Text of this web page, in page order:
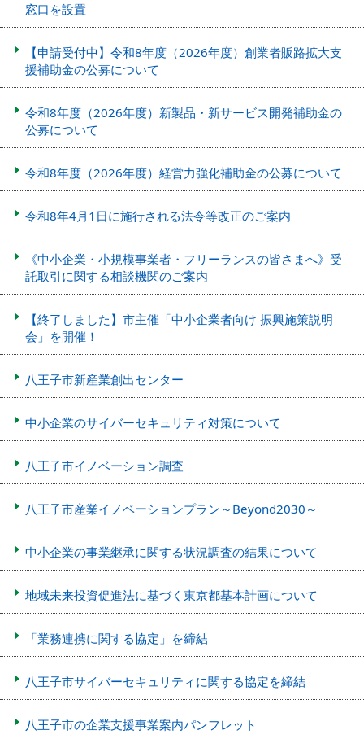
窓口を設置
【申請受付中】令和8年度（2026年度）創業者販路拡大支
援補助金の公募について
令和8年度（2026年度）新製品・新サービス開発補助金の
公募について
令和8年度（2026年度）経営力強化補助金の公募について
令和8年4月1日に施行される法令等改正のご案内
《中小企業・小規模事業者・フリーランスの皆さまへ》受
託取引に関する相談機関のご案内
【終了しました】市主催「中小企業者向け 振興施策説明
会」を開催！
八王子市新産業創出センター
中小企業のサイバーセキュリティ対策について
八王子市イノベーション調査
八王子市産業イノベーションプラン～Beyond2030～
中小企業の事業継承に関する状況調査の結果について
地域未来投資促進法に基づく東京都基本計画について
「業務連携に関する協定」を締結
八王子市サイバーセキュリティに関する協定を締結
八王子市の企業支援事業案内パンフレット